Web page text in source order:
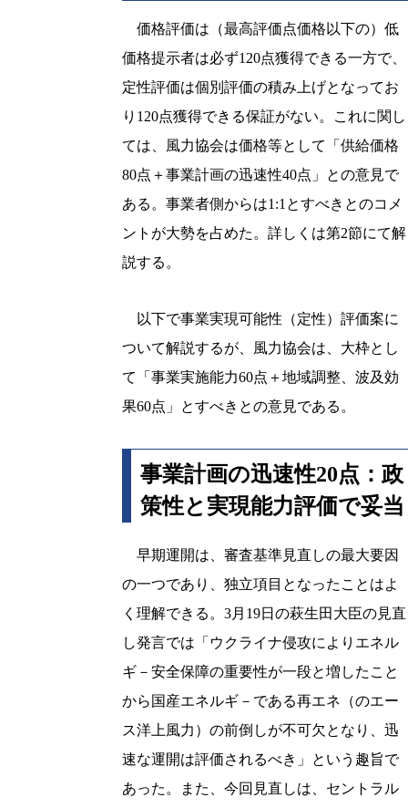
価格評価は（最高評価点価格以下の）低
価格提示者は必ず120点獲得できる一方で、
定性評価は個別評価の積み上げとなってお
り120点獲得できる保証がない。これに関し
ては、風力協会は価格等として「供給価格
80点＋事業計画の迅速性40点」との意見で
ある。事業者側からは1:1とすべきとのコメ
ントが大勢を占めた。詳しくは第2節にて解
説する。
以下で事業実現可能性（定性）評価案に
ついて解説するが、風力協会は、大枠とし
て「事業実施能力60点＋地域調整、波及効
果60点」とすべきとの意見である。
事業計画の迅速性20点：政
策性と実現能力評価で妥当
早期運開は、審査基準見直しの最大要因
の一つであり、独立項目となったことはよ
く理解できる。3月19日の萩生田大臣の見直
し発言では「ウクライナ侵攻によりエネル
ギ－安全保障の重要性が一段と増したこと
から国産エネルギ－である再エネ（のエー
ス洋上風力）の前倒しが不可欠となり、迅
速な運開は評価されるべき」という趣旨で
あった。また、今回見直しは、セントラル